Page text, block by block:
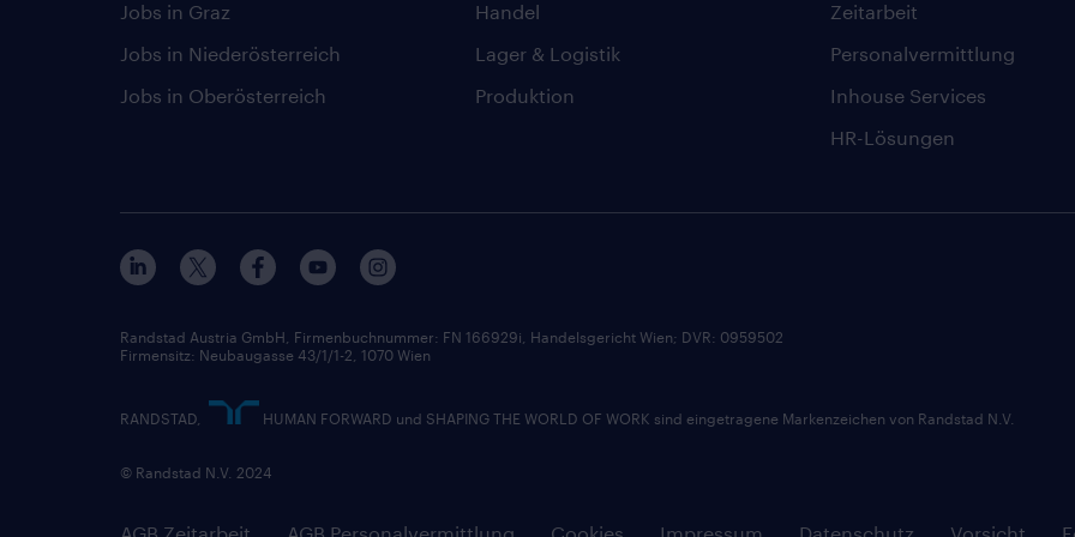
Jobs in Graz
Jobs in Niederösterreich
Jobs in Oberösterreich
Handel
Lager & Logistik
Produktion
Zeitarbeit
Personalvermittlung
Inhouse Services
HR-Lösungen
Randstad Austria GmbH, Firmenbuchnummer: FN 166929i, Handelsgericht Wien; DVR: 0959502
Firmensitz: Neubaugasse 43/1/1-2, 1070 Wien
RANDSTAD, HUMAN FORWARD und SHAPING THE WORLD OF WORK sind eingetragene Markenzeichen von Randstad N.V.
© Randstad N.V. 2024